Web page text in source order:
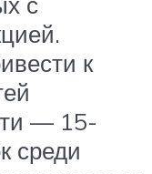
к
— 15-
среди